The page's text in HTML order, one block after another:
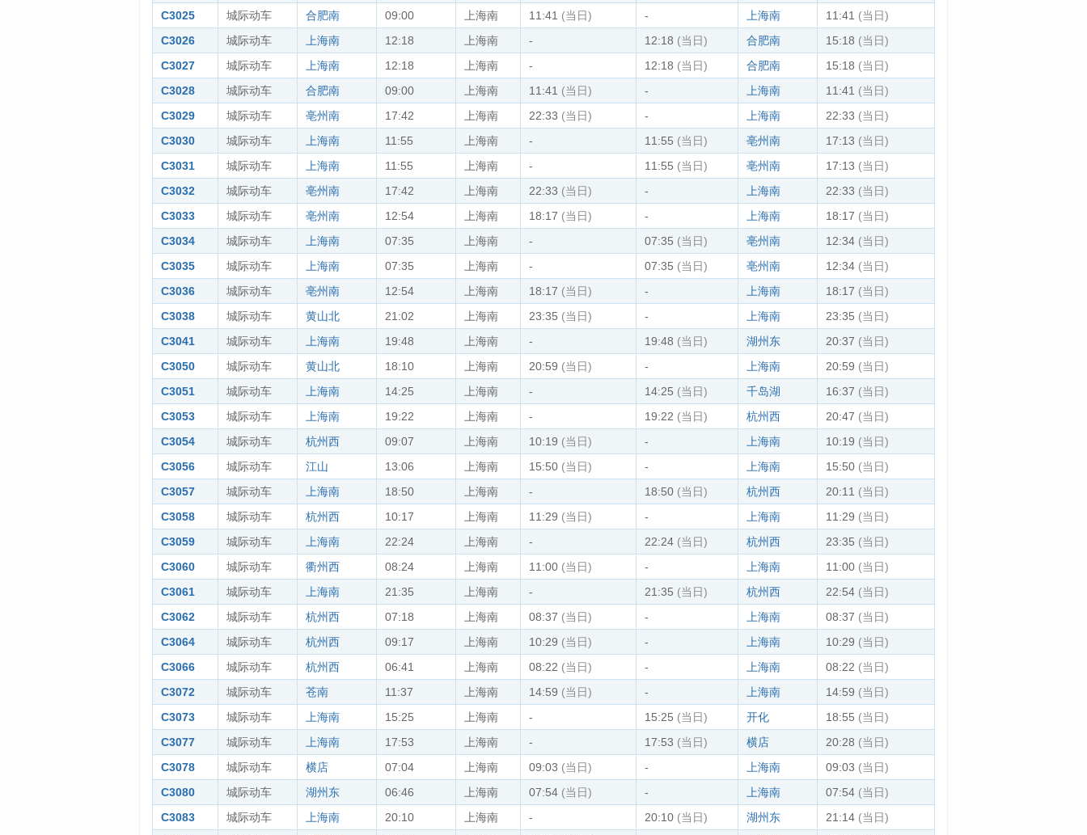
C3025
城际动车 合肥南 09:00 上海南 11:41 (当日) - 上海南 11:41 (当日)
C3026
城际动车 上海南 12:18 上海南 - 12:18 (当日) 合肥南 15:18 (当日)
C3027
城际动车 上海南 12:18 上海南 - 12:18 (当日) 合肥南 15:18 (当日)
C3028
城际动车 合肥南 09:00 上海南 11:41 (当日) - 上海南 11:41 (当日)
C3029
城际动车 亳州南 17:42 上海南 22:33 (当日) - 上海南 22:33 (当日)
C3030
城际动车 上海南 11:55 上海南 - 11:55 (当日) 亳州南 17:13 (当日)
C3031
城际动车 上海南 11:55 上海南 - 11:55 (当日) 亳州南 17:13 (当日)
C3032
城际动车 亳州南 17:42 上海南 22:33 (当日) - 上海南 22:33 (当日)
C3033
城际动车 亳州南 12:54 上海南 18:17 (当日) - 上海南 18:17 (当日)
C3034
城际动车 上海南 07:35 上海南 - 07:35 (当日) 亳州南 12:34 (当日)
C3035
城际动车 上海南 07:35 上海南 - 07:35 (当日) 亳州南 12:34 (当日)
C3036
城际动车 亳州南 12:54 上海南 18:17 (当日) - 上海南 18:17 (当日)
C3038
城际动车 黄山北 21:02 上海南 23:35 (当日) - 上海南 23:35 (当日)
C3041
城际动车 上海南 19:48 上海南 - 19:48 (当日) 湖州东 20:37 (当日)
C3050
城际动车 黄山北 18:10 上海南 20:59 (当日) - 上海南 20:59 (当日)
C3051
城际动车 上海南 14:25 上海南 - 14:25 (当日) 千岛湖 16:37 (当日)
C3053
城际动车 上海南 19:22 上海南 - 19:22 (当日) 杭州西 20:47 (当日)
C3054
城际动车 杭州西 09:07 上海南 10:19 (当日) - 上海南 10:19 (当日)
C3056
城际动车 江山 13:06 上海南 15:50 (当日) - 上海南 15:50 (当日)
C3057
城际动车 上海南 18:50 上海南 - 18:50 (当日) 杭州西 20:11 (当日)
C3058
城际动车 杭州西 10:17 上海南 11:29 (当日) - 上海南 11:29 (当日)
C3059
城际动车 上海南 22:24 上海南 - 22:24 (当日) 杭州西 23:35 (当日)
C3060
城际动车 衢州西 08:24 上海南 11:00 (当日) - 上海南 11:00 (当日)
C3061
城际动车 上海南 21:35 上海南 - 21:35 (当日) 杭州西 22:54 (当日)
C3062
城际动车 杭州西 07:18 上海南 08:37 (当日) - 上海南 08:37 (当日)
C3064
城际动车 杭州西 09:17 上海南 10:29 (当日) - 上海南 10:29 (当日)
C3066
城际动车 杭州西 06:41 上海南 08:22 (当日) - 上海南 08:22 (当日)
C3072
城际动车 苍南 11:37 上海南 14:59 (当日) - 上海南 14:59 (当日)
C3073
城际动车 上海南 15:25 上海南 - 15:25 (当日) 开化 18:55 (当日)
C3077
城际动车 上海南 17:53 上海南 - 17:53 (当日) 横店 20:28 (当日)
C3078
城际动车 横店 07:04 上海南 09:03 (当日) - 上海南 09:03 (当日)
C3080
城际动车 湖州东 06:46 上海南 07:54 (当日) - 上海南 07:54 (当日)
C3083
城际动车 上海南 20:10 上海南 - 20:10 (当日) 湖州东 21:14 (当日)